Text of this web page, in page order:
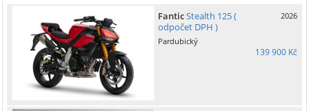
FanticStealth 125 (
odpočet DPH )
2026
Pardubický
139 900 Kč